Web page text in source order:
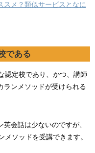
スメ？類似サービスとなに
である
認定校であり、かつ、講師
ランメソッドが受けられる
会話は少ないのですが、
ソッドを受講できます。